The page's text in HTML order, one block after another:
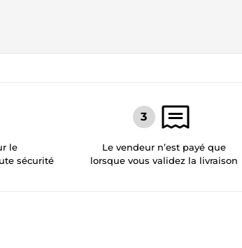
le
sécurité
Le vendeur n’est payé que
lorsque vous validez la livraison